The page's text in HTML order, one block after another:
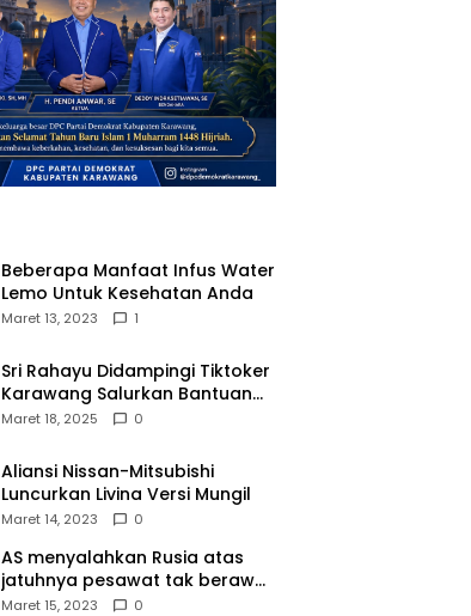
Beberapa Manfaat Infus Water
Lemo Untuk Kesehatan Anda
Maret 13, 2023 1
Sri Rahayu Didampingi Tiktoker
Karawang Salurkan Bantuan
untuk Warga Dusun Kampek
Maret 18, 2025 0
Aliansi Nissan-Mitsubishi
Luncurkan Livina Versi Mungil
Maret 14, 2023 0
AS menyalahkan Rusia atas
jatuhnya pesawat tak berawak
di Laut Hitam, Moskow
Maret 15, 2023 0